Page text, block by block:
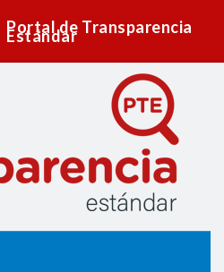
Portal de Transparencia
Estándar